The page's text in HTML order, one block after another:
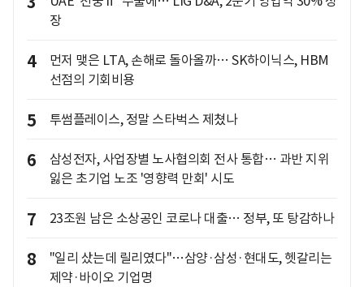
장
4
먼저 맺은 LTA, 손해로 돌아올까… SK하이닉스, HBM
선점의 기회비용
5 투썸플레이스, 정말 스타벅스 제쳤나
6
삼성전자, 사업장별 노사협의회 전사 통합… 과반 지위
잃은 초기업 노조 '영향력 만회' 시도
7 23조원 남은 소상공인 코로나 대출… 정부, 또 탕감하나
8
"일리 샀는데 릴리였다"…삼양·삼성·현대도, 헷갈리는
제약·바이오 기업명